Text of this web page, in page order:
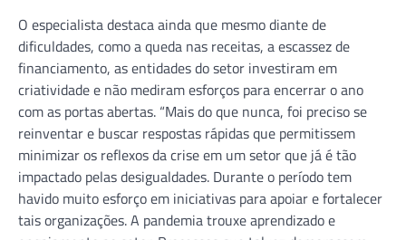
O especialista destaca ainda que mesmo diante de
dificuldades, como a queda nas receitas, a escassez de
financiamento, as entidades do setor investiram em
criatividade e não mediram esforços para encerrar o ano
com as portas abertas. “Mais do que nunca, foi preciso se
reinventar e buscar respostas rápidas que permitissem
minimizar os reflexos da crise em um setor que já é tão
impactado pelas desigualdades. Durante o período tem
havido muito esforço em iniciativas para apoiar e fortalecer
tais organizações. A pandemia trouxe aprendizado e